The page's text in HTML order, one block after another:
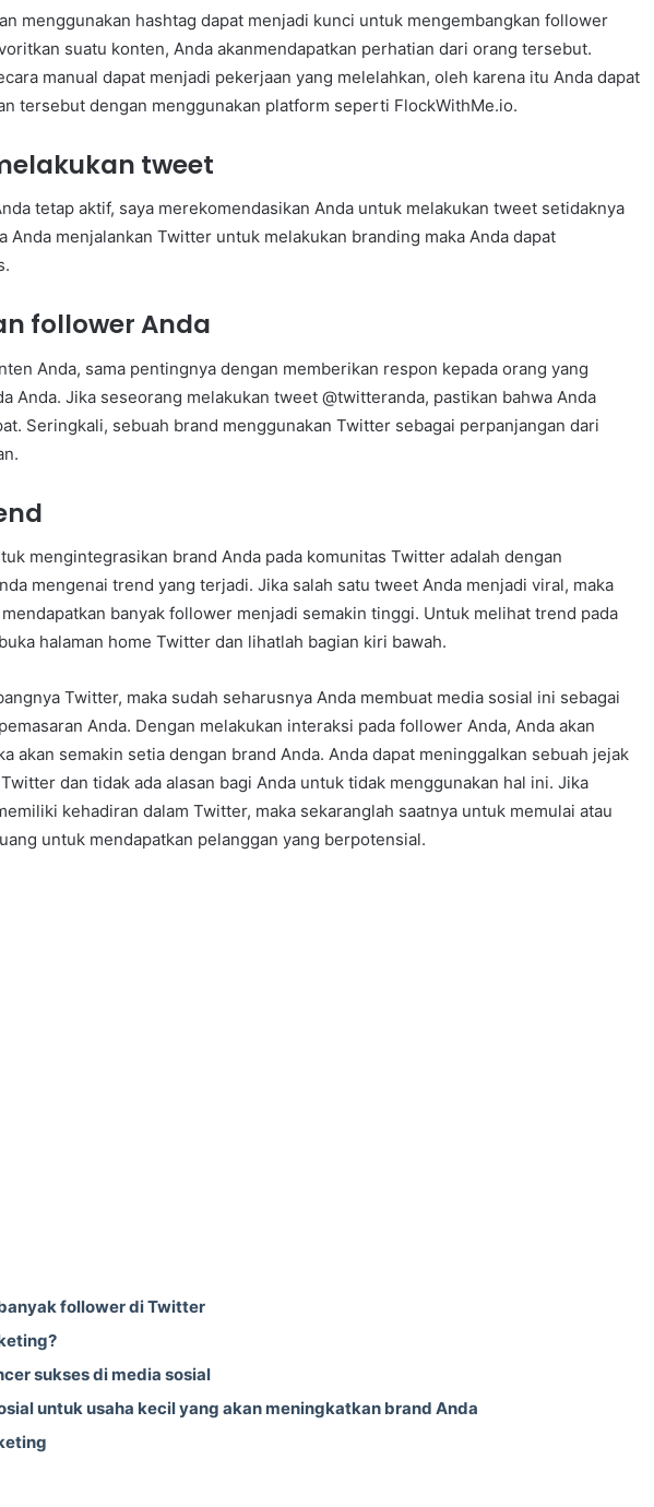
menggunakan hashtag dapat menjadi kunci untuk mengembangkan follower
suatu konten, Anda akanmendapatkan perhatian dari orang tersebut.
manual dapat menjadi pekerjaan yang melelahkan, oleh karena itu Anda dapat
tersebut dengan menggunakan platform seperti FlockWithMe.io.
tweet
tetap aktif, saya merekomendasikan Anda untuk melakukan tweet setidaknya
Anda menjalankan Twitter untuk melakukan branding maka Anda dapat
follower Anda
Anda, sama pentingnya dengan memberikan respon kepada orang yang
Anda. Jika seseorang melakukan tweet @twitteranda, pastikan bahwa Anda
Seringkali, sebuah brand menggunakan Twitter sebagai perpanjangan dari
mengintegrasikan brand Anda pada komunitas Twitter adalah dengan
mengenai trend yang terjadi. Jika salah satu tweet Anda menjadi viral, maka
banyak follower menjadi semakin tinggi. Untuk melihat trend pada
halaman home Twitter dan lihatlah bagian kiri bawah.
Twitter, maka sudah seharusnya Anda membuat media sosial ini sebagai
Anda. Dengan melakukan interaksi pada follower Anda, Anda akan
akan semakin setia dengan brand Anda. Anda dapat meninggalkan sebuah jejak
dan tidak ada alasan bagi Anda untuk tidak menggunakan hal ini. Jika
kehadiran dalam Twitter, maka sekaranglah saatnya untuk memulai atau
untuk mendapatkan pelanggan yang berpotensial.
follower di Twitter
sukses di media sosial
untuk usaha kecil yang akan meningkatkan brand Anda